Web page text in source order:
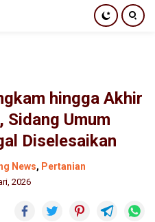
hingga Akhir
Sidang Umum
Diselesaikan
News, Pertanian
2026